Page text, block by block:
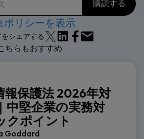
ポリシーを表示
シェアする
ちらもおすすめ
報保護法 2026年対
中堅企業の実務対
クポイント
Goddard